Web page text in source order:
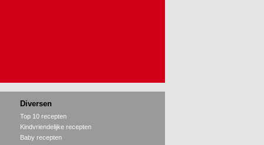
Diversen
Top 10 recepten
Kindvriendelijke recepten
Baby recepten